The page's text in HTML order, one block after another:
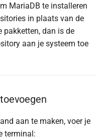
MariaDB te installeren
in plaats van de
pakketten, dan is de
aan je systeem toe
aan te maken, voer je
terminal: